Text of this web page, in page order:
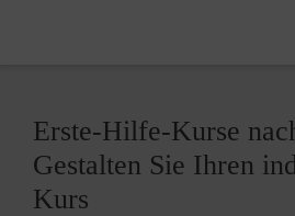
Erste-Hilfe-Kurse
Gestalten Sie Ihren
Kurs